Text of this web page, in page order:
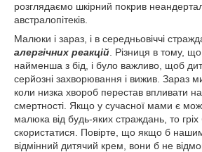
розглядаємо шкірний покрив
австралопітеків.
Малюки і зараз, і в середньовіччі
алергічних реакцій . Різниця в тому,
найменша з бід, і було важливо, щоб
серйозні захворювання і вижив. Зараз
коли низка хвороб перестав впливати на
смертності. Якщо у сучасної мами є
малюка від будь-яких страждань, то
скористатися. Повірте, що якщо б
відмінний дитячий крем, вони б не